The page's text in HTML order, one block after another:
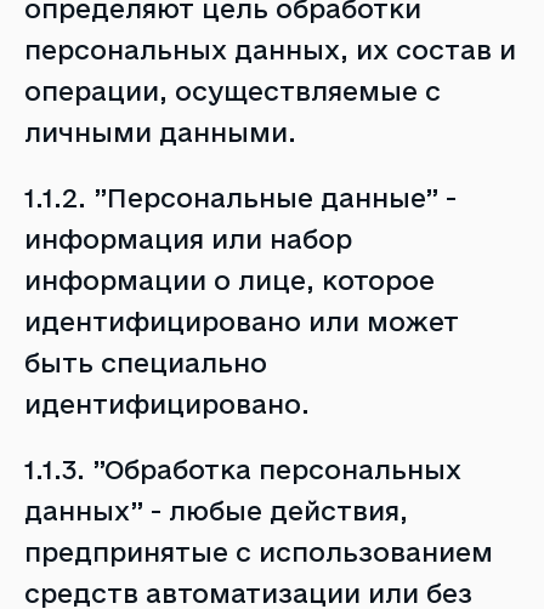
определяют цель обработки
персональных данных, их состав и
операции, осуществляемые с
личными данными.
1.1.2. ”Персональные данные” -
информация или набор
информации о лице, которое
идентифицировано или может
быть специально
идентифицировано.
1.1.3. ”Обработка персональных
данных” - любые действия,
предпринятые с использованием
средств автоматизации или без